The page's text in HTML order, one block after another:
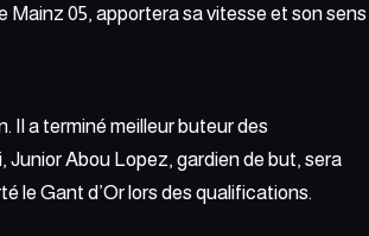
Mainz 05, apportera sa vitesse et son sens
Il a terminé meilleur buteur des
Abou Lopez, gardien de but, sera
le Gant d’Or lors des qualifications.